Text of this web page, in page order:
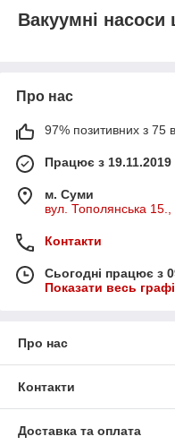
Вакуумні насоси
Про нас
97% позитивних з 75
Працює з 19.11.2019
м. Суми
вул. Тополянська
Контакти
Сьогодні працює з
Показати весь
Про нас
Контакти
Доставка та оплата